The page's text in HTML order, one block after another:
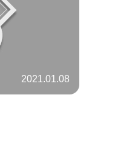
2021.01.08